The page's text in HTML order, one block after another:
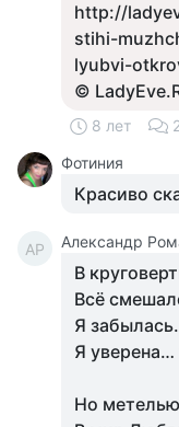
http://
stihi-
lyubvi-
©
8 лет 2
Фотиния
Красиво
АР Александр
В
Всё
Я
Я
Но